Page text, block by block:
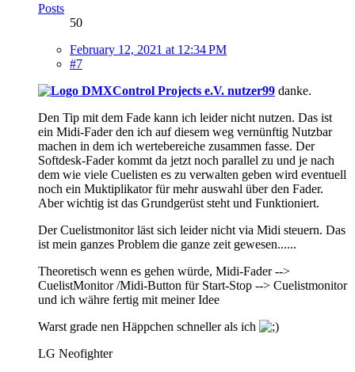
Posts
50
February 12, 2021 at 12:34 PM
#7
nutzer99 danke.
Den Tip mit dem Fade kann ich leider nicht nutzen. Das ist
ein Midi-Fader den ich auf diesem weg vernünftig Nutzbar
machen in dem ich wertebereiche zusammen fasse. Der
Softdesk-Fader kommt da jetzt noch parallel zu und je nach
dem wie viele Cuelisten es zu verwalten geben wird eventuell
noch ein Muktiplikator für mehr auswahl über den Fader.
Aber wichtig ist das Grundgerüst steht und Funktioniert.
Der Cuelistmonitor läst sich leider nicht via Midi steuern. Das
ist mein ganzes Problem die ganze zeit gewesen......
Theoretisch wenn es gehen würde, Midi-Fader -->
CuelistMonitor /Midi-Button für Start-Stop --> Cuelistmonitor
und ich währe fertig mit meiner Idee
Warst grade nen Häppchen schneller als ich
LG Neofighter